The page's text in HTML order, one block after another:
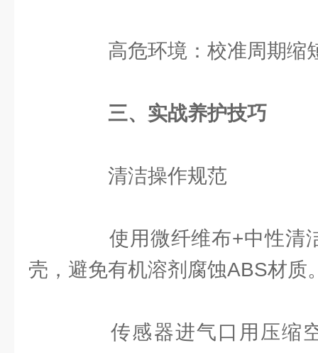
高危环境：校准周期缩
三、实战养护技巧
清洁操作规范
使用微纤维布+中性清
壳，避免有机溶剂腐蚀ABS材质
传感器进气口用压缩空